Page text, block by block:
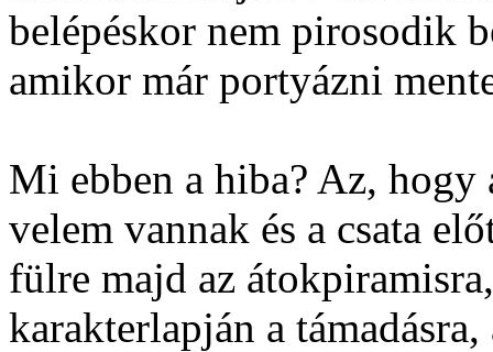
belépéskor nem pirosodik
amikor már portyázni
Mi ebben a hiba? Az, hogy
velem vannak és a csata
fülre majd az
karakterlapján a